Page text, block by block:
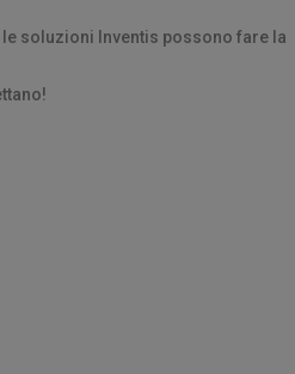
soluzioni Inventis possono fare la